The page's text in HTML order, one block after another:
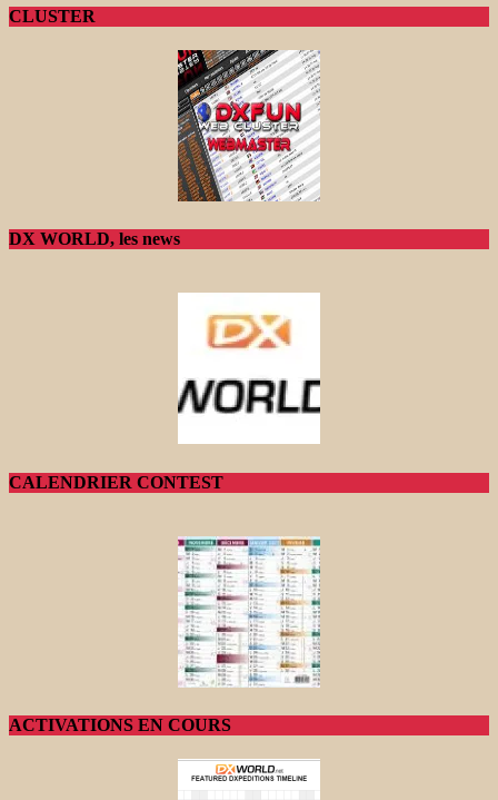
CLUSTER
DX WORLD, les news
CALENDRIER CONTEST
ACTIVATIONS EN COURS